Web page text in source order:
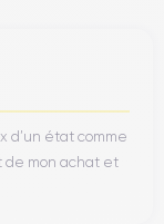
d’un état comme
de mon achat et